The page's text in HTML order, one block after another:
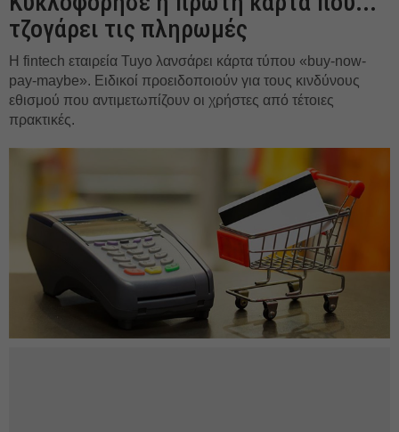
τζογάρει τις πληρωμές
Η fintech εταιρεία Tuyo λανσάρει κάρτα τύπου «buy-now-
pay-maybe». Ειδικοί προειδοποιούν για τους κινδύνους
εθισμού που αντιμετωπίζουν οι χρήστες από τέτοιες
πρακτικές.